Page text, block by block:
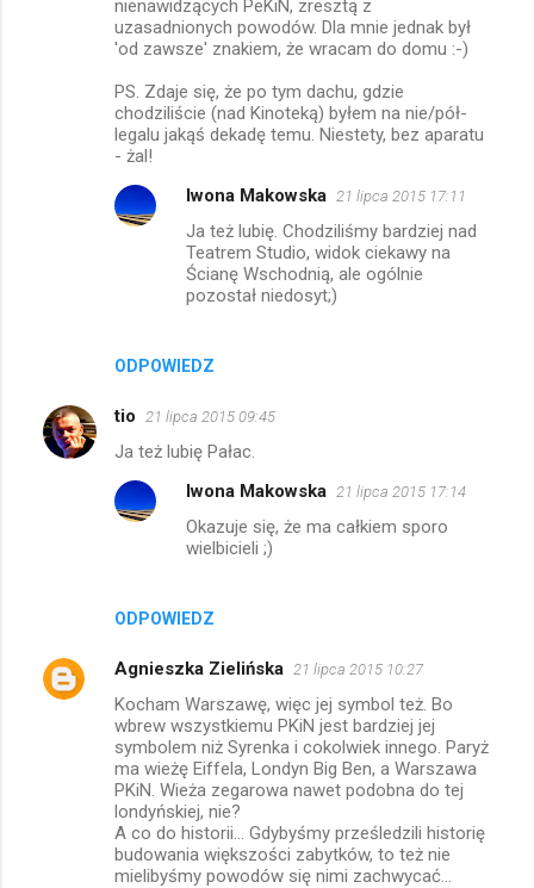
nienawidzących PeKiN, zresztą z
uzasadnionych powodów. Dla mnie jednak był
'od zawsze' znakiem, że wracam do domu :-)
PS. Zdaje się, że po tym dachu, gdzie
chodziliście (nad Kinoteką) byłem na nie/pół-
legalu jakąś dekadę temu. Niestety, bez aparatu
- żal!
ODPOWIEDZ
Iwona Makowska 21 lipca 2015 17:11
Ja też lubię. Chodziliśmy bardziej nad
Teatrem Studio, widok ciekawy na
Ścianę Wschodnią, ale ogólnie
pozostał niedosyt;)
tio 21 lipca 2015 09:45
Ja też lubię Pałac.
ODPOWIEDZ
Iwona Makowska 21 lipca 2015 17:14
Okazuje się, że ma całkiem sporo
wielbicieli ;)
Agnieszka Zielińska 21 lipca 2015 10:27
Kocham Warszawę, więc jej symbol też. Bo
wbrew wszystkiemu PKiN jest bardziej jej
symbolem niż Syrenka i cokolwiek innego. Paryż
ma wieżę Eiffela, Londyn Big Ben, a Warszawa
PKiN. Wieża zegarowa nawet podobna do tej
londyńskiej, nie?
A co do historii... Gdybyśmy prześledzili historię
budowania większości zabytków, to też nie
mielibyśmy powodów się nimi zachwycać...